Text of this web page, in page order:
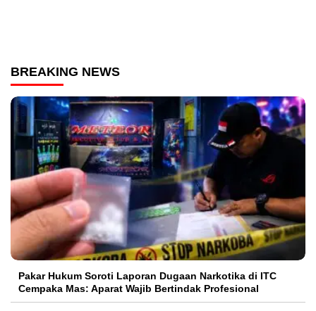
BREAKING NEWS
Pakar Hukum Soroti Laporan Dugaan Narkotika di ITC
Cempaka Mas: Aparat Wajib Bertindak Profesional